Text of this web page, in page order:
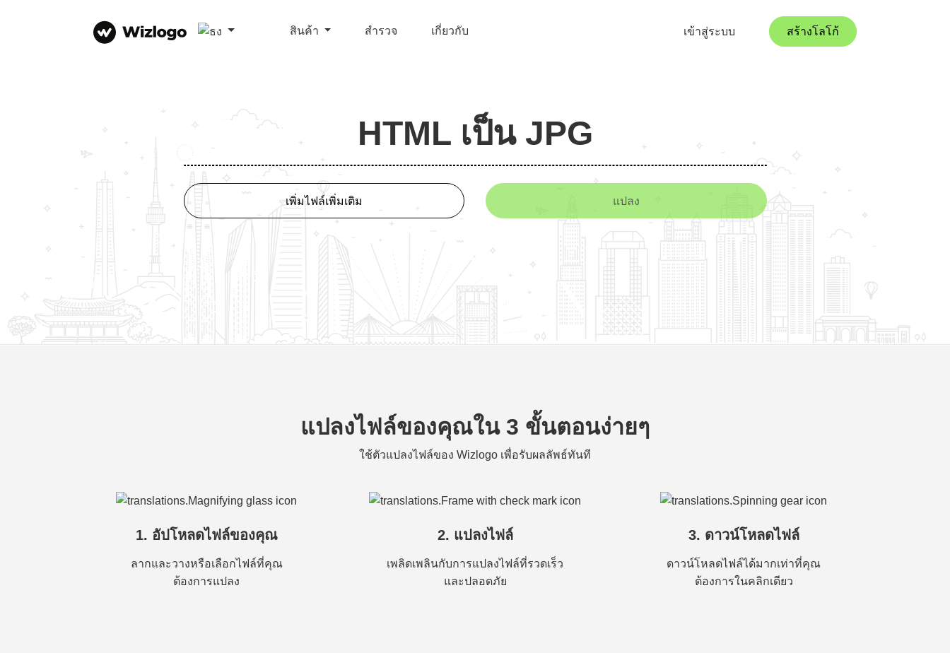
สินค้า สำรวจ เกี่ยวกับ เข้าสู่ระบบ สร้างโลโก้
HTML เป็น JPG
เพิ่มไฟล์เพิ่มเติม แปลง
แปลงไฟล์ของคุณใน 3 ขั้นตอนง่ายๆ
ใช้ตัวแปลงไฟล์ของ Wizlogo เพื่อรับผลลัพธ์ทันที
1. อัปโหลดไฟล์ของคุณ
ลากและวางหรือเลือกไฟล์ที่คุณ
ต้องการแปลง
2. แปลงไฟล์
เพลิดเพลินกับการแปลงไฟล์ที่รวดเร็ว
และปลอดภัย
3. ดาวน์โหลดไฟล์
ดาวน์โหลดไฟล์ได้มากเท่าที่คุณ
ต้องการในคลิกเดียว